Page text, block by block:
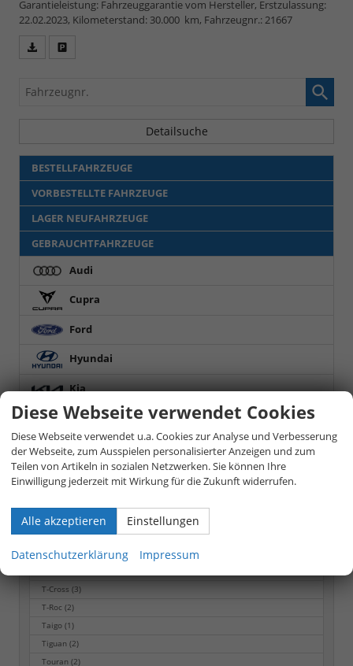
Garantieleistung: Fahrzeuggarantie vom Hersteller, Erstzulassung:
22.02.2023, Kilometerstand: 30.000 km, Fahrzeugnr.: 21667
PDF
vergleichen
Fahrzeugnr.
Detailsuche
BESTELLFAHRZEUGE
VORBESTELLTE FAHRZEUGE
LAGER NEUFAHRZEUGE
GEBRAUCHTFAHRZEUGE
Audi
Cupra
Ford
Hyundai
Kia
Nissan
Opel
Seat
Skoda
Volkswagen
T-Cross(3)
T-Roc(2)
Taigo(1)
Tiguan(2)
Touran(2)
Diese Webseite verwendet Cookies
Diese Webseite verwendet u.a. Cookies zur Analyse und Verbesserung
der Webseite, zum Ausspielen personalisierter Anzeigen und zum
Teilen von Artikeln in sozialen Netzwerken. Sie können Ihre
Einwilligung jederzeit mit Wirkung für die Zukunft widerrufen.
Alle akzeptieren Einstellungen
Datenschutzerklärung Impressum